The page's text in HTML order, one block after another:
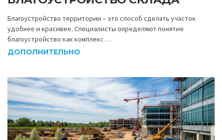
Благоустройство территории – это способ сделать участок
удобнее и красивее. Специалисты определяют понятие
благоустройство как комплекс …
ДОПОЛНИТЕЛЬНО